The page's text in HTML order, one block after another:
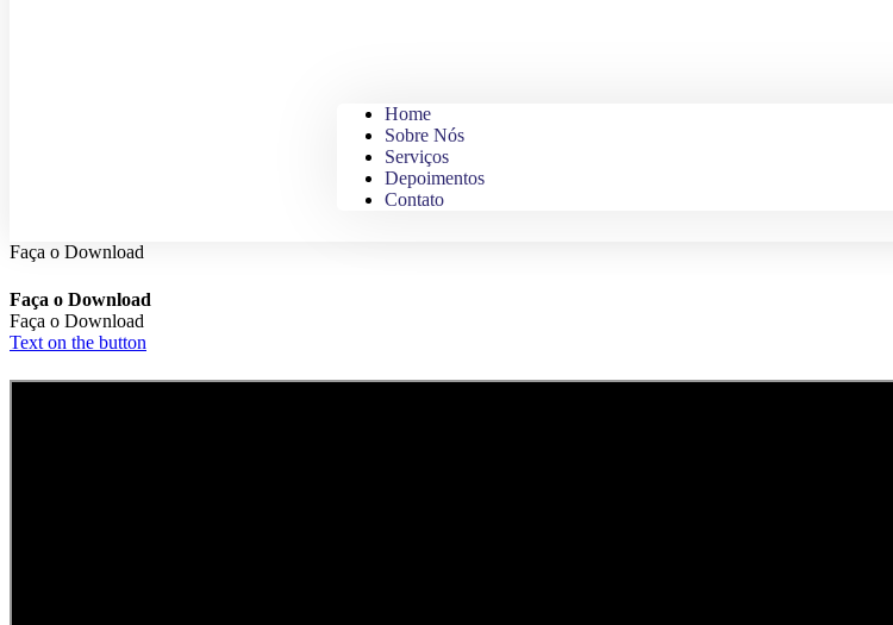
Home
Sobre Nós
Serviços
Depoimentos
Contato
Faça o Download
Faça o Download
Faça o Download
Text on the button